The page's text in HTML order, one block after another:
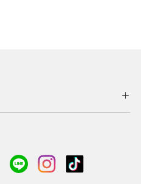
リカ・カナダ・中南米